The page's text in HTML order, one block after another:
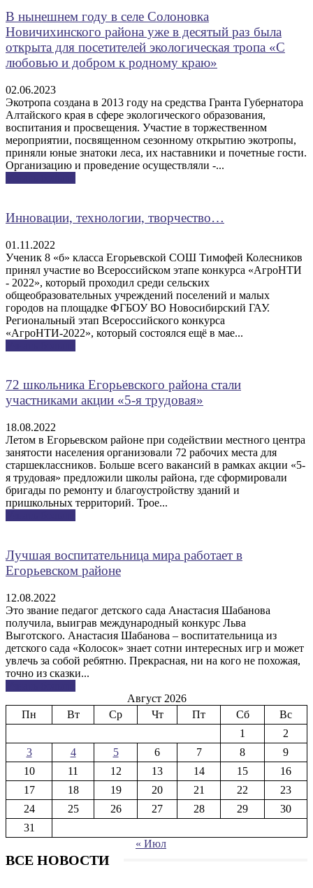
В нынешнем году в селе Солоновка
Новичихинского района уже в десятый раз была
открыта для посетителей экологическая тропа «С
любовью и добром к родному краю»
02.06.2023
Экотропа создана в 2013 году на средства Гранта Губернатора
Алтайского края в сфере экологического образования,
воспитания и просвещения. Участие в торжественном
мероприятии, посвященном сезонному открытию экотропы,
приняли юные знатоки леса, их наставники и почетные гости.
Организацию и проведение осуществляли -...
Инновации, технологии, творчество…
01.11.2022
Ученик 8 «б» класса Егорьевской СОШ Тимофей Колесников
принял участие во Всероссийском этапе конкурса «АгроНТИ
- 2022», который проходил среди сельских
общеобразовательных учреждений поселений и малых
городов на площадке ФГБОУ ВО Новосибирский ГАУ.
Региональный этап Всероссийского конкурса
«АгроНТИ-2022», который состоялся ещё в мае...
72 школьника Егорьевского района стали
участниками акции «5-я трудовая»
18.08.2022
Летом в Егорьевском районе при содействии местного центра
занятости населения организовали 72 рабочих места для
старшеклассников. Больше всего вакансий в рамках акции «5-
я трудовая» предложили школы района, где сформировали
бригады по ремонту и благоустройству зданий и
пришкольных территорий. Трое...
Лучшая воспитательница мира работает в
Егорьевском районе
12.08.2022
Это звание педагог детского сада Анастасия Шабанова
получила, выиграв международный конкурс Льва
Выготского. Анастасия Шабанова – воспитательница из
детского сада «Колосок» знает сотни интересных игр и может
увлечь за собой ребятню. Прекрасная, ни на кого не похожая,
точно из сказки...
Август 2026
Пн
Вт Ср Чт Пт Сб
Вс
1
2
3
4 5 6 7 8
9
10
11 12 13 14 15
16
17
18 19 20 21 22
23
24
25 26 27 28 29
30
31
« Июл
ВСЕ НОВОСТИ